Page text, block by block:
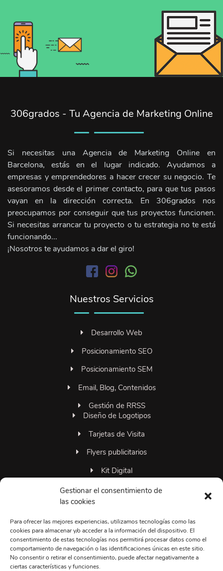
Gestionar el consentimiento de
las cookies
Para ofrecer las mejores experiencias, utilizamos tecnologías como las
cookies para almacenar y/o acceder a la información del dispositivo. El
consentimiento de estas tecnologías nos permitirá procesar datos como el
comportamiento de navegación o las identificaciones únicas en este sitio.
No consentir o retirar el consentimiento, puede afectar negativamente a
ciertas características y funciones.
306grados - Tu Agencia de Marketing Online
Si necesitas una Agencia de Marketing Online en
Barcelona, estás en el lugar indicado. Ayudamos a
empresas y emprendedores a hacer crecer su negocio. Te
asesoramos desde el primer contacto, para que tus pasos
vayan en la dirección correcta. En 306grados nos
preocupamos por conseguir que tus proyectos funcionen.
Si necesitas arrancar tu proyecto o tu estrategia no te está
funcionando...
¡Nosotros te ayudamos a dar el giro!
Nuestros Servicios
Desarrollo Web
Posicionamiento SEO
Posicionamiento SEM
Email, Blog, Contenidos
Gestión de RRSS
Diseño de Logotipos
Tarjetas de Visita
Flyers publicitarios
Kit Digital
Familia 306grados
+34663374495
Lun-Vie 09:00 a 20:00
info@306grados.com